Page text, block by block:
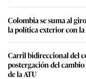
Colombia se suma al
la política exterior con la
Carril bidireccional del
postergación del
de la ATU